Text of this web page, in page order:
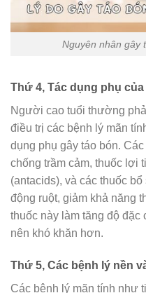
Nguyên nhân gây
Thứ 4, Tác dụng phụ
Người cao tuổi thường
điều trị các bệnh lý mãn
dụng phụ gây táo bón.
chống trầm cảm, thuốc lợi
(antacids), và các thuốc
động ruột, giảm khả năng
thuốc này làm tăng độ đặc
nên khó khăn hơn.
Thứ 5, Các bệnh lý nền
Các bệnh lý mãn tính như